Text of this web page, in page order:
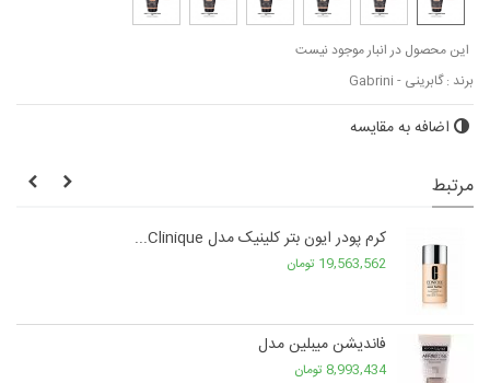
این محصول در انبار موجود نیست
برند :گابرینی - Gabrini
اضافه به مقایسه
مرتبط
کرم پودر ایون بتر کلینیک مدل Clinique...
19,563,562 تومان
فاندیشن میبلین مدل
8,993,434 تومان